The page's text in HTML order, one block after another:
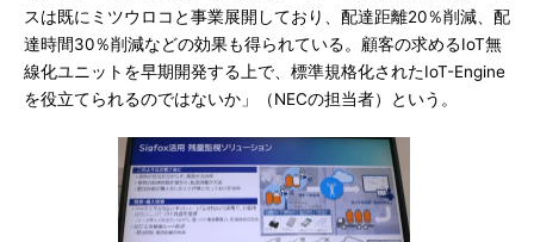
スは既にミツウロコと事業展開しており、配達距離20％削減、配
達時間30％削減などの効果も得られている。顧客の求めるIoT無
線化ユニットを早期開発する上で、標準規格化されたIoT-Engine
を役立てられるのではないか」（NECの担当者）という。